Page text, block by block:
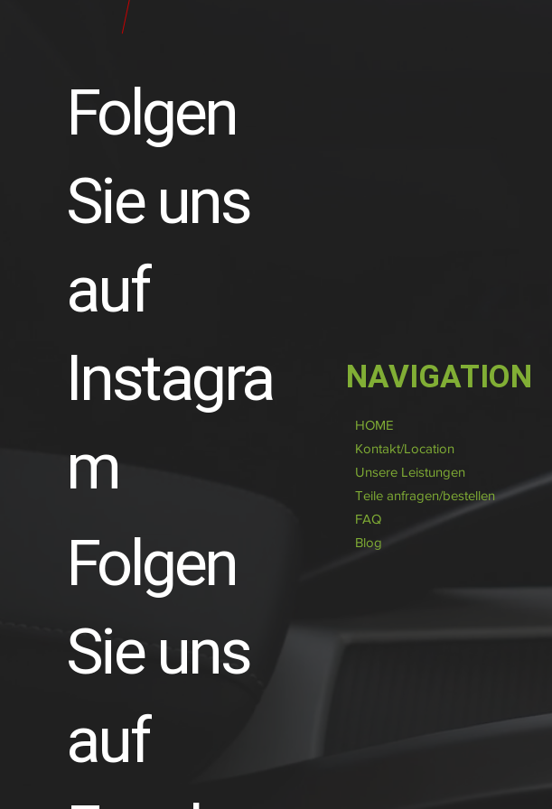
Folgen
Sie uns
auf
Instagra
m
Folgen
Sie uns
auf
NAVIGATION
HOME
Kontakt/Location
Unsere Leistungen
Teile anfragen/bestellen
FAQ
Blog